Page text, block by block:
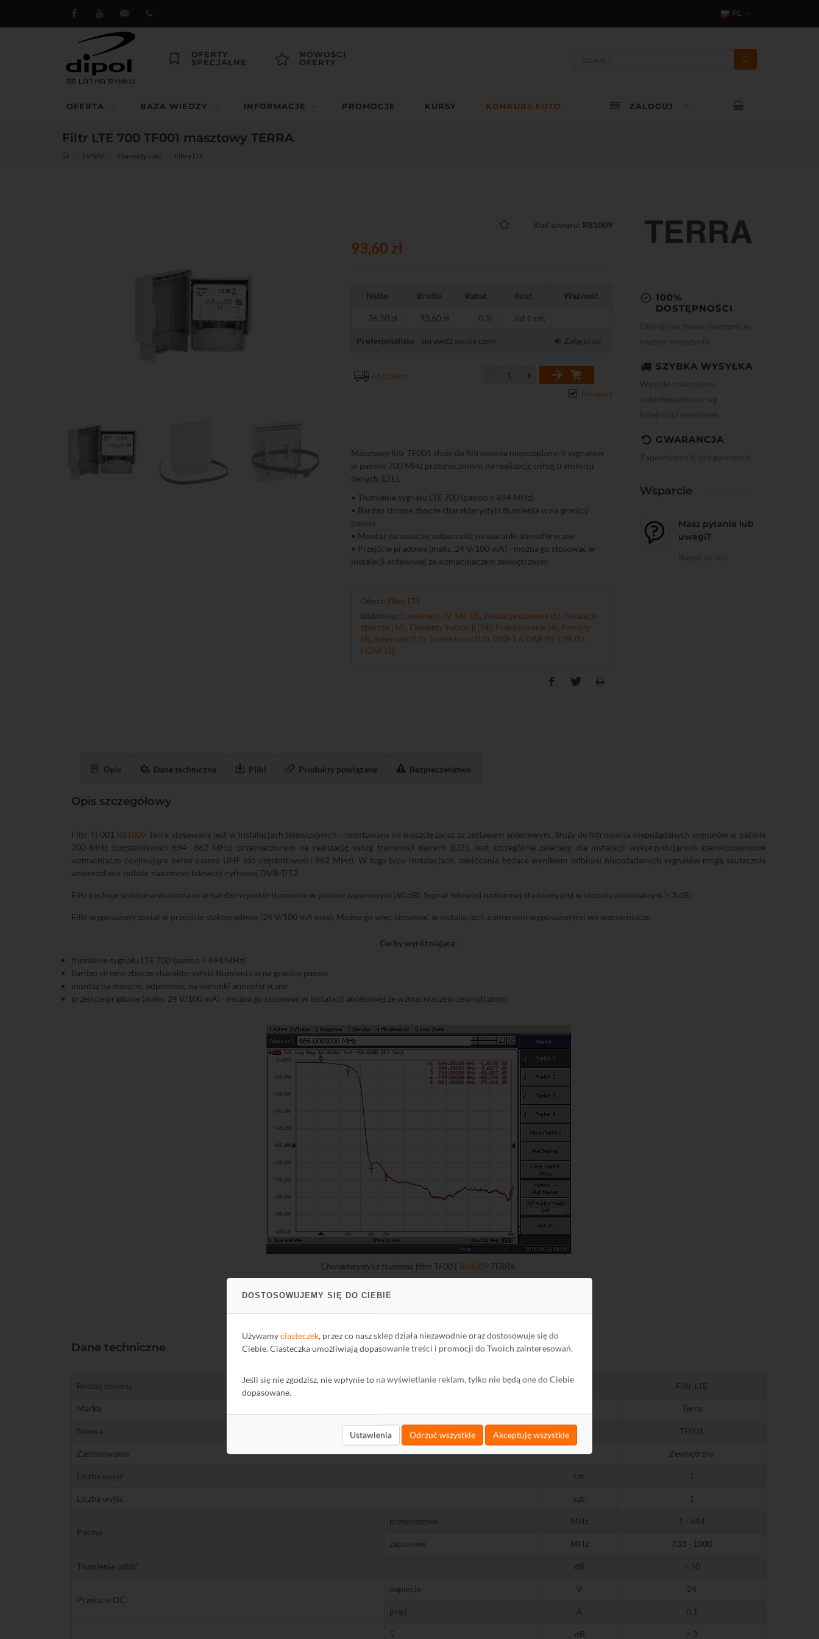
DOSTOSOWUJEMY SIĘ DO CIEBIE
Używamyciasteczek, przez co nasz sklep działa niezawodnie oraz dostosowuje się do
Ciebie. Ciasteczka umożliwiają dopasowanie treści i promocji do Twoich zainteresowań.
Jeśli się nie zgodzisz, nie wpłynie to na wyświetlanie reklam, tylko nie będą one do Ciebie
dopasowane.
Ustawienia Odrzuć wszystkie Akceptuję wszystkie
FacebookYoutube dipol@dipol.com.pl
PL
OFERTY
SPECJALNE
NOWOŚCI
OFERTY
OFERTA BAZA WIEDZY INFORMACJE PROMOCJE KURSY KONKURS FOTO ZALOGUJ
Filtr LTE 700 TF001 masztowy TERRA
TV-SAT Elementy sieci Filtry LTE
Kod towaru: R81009
93,60 zł
Netto Brutto Rabat Ilość Ważność
76,10 zł 93,60 zł 0 % od 1 szt.
Profesjonalisto - sprawdź swoją cenę Zaloguj się
od 11,00 zł
Dostępny
Masztowy filtr TF001 służy do filtrowania niepożądanych sygnałów
w paśmie 700 MHz przeznaczonym na realizację usług transmisji
danych (LTE).
• Tłumienie sygnału LTE 700 (pasmo > 694 MHz)
• Bardzo strome zbocze charakterystyki tłumienia w na granicy
pasma
• Montaż na maszcie, odporność na warunki atmosferyczne
• Przejście prądowe (maks. 24 V/100 mA) - można go stosować w
instalacji antenowej ze wzmacniaczem zewnętrznym
Oferta: Filtry LTE
Biblioteka: O antenach TV-SAT (3) Instalacje domowe (5) Instalacje
zbiorcze (16) Elementy instalacji (14) Projektowanie (4) Pomiary
(4) Schematy (13) ,Trochę teorii (12) DVB-T & DAB (9) CPR (1)
HDMI (3)
100%
DOSTĘPNOŚCI
SZYBKA WYSYŁKA
GWARANCJA
Wsparcie
Masz pytania lub
uwagi?
Opis Dane techniczne Pliki Produkty powiązane Bezpieczeństwo
Opis szczegółowy
Filtr TF001 R81009 Terra stosowany jest w instalacjach telewizyjnych - montowany na maszcie zaraz za zestawem antenowym. Służy do filtrowania niepożądanych sygnałów w paśmie
700 MHz (częstotliwości 694- 862 MHz) przeznaczonym na realizację usług transmisji danych (LTE). Jest szczególnie zalecany dla instalacji wykorzystujących szerokopasmowe
wzmacniacze obejmujące pełne pasmo UHF (do częstotliwości 862 MHz). W tego typu instalacjach, zakłócenia będące wynikiem odbioru niepożądanych sygnałów mogą skutecznie
uniemożliwić odbiór naziemnej telewizji cyfrowej DVB-T/T2.
Filtr cechuje solidne wykonania oraz bardzo wysokie tłumienie w paśmie zaporowym (60 dB). Sygnał telewizji naziemnej tłumiony jest w stopniu minimalnym (<3 dB).
Filtr wyposażony został w przejście stałoprądowe (24 V/100 mA max). Można go więc stosować w instalacjach z antenami wyposażonymi we wzmacniacze.
Cechy wyróżniające:
tłumienie sygnału LTE 700 (pasmo > 694 MHz)
bardzo strome zbocze charakterystyki tłumienia w na granicy pasma
montaż na maszcie, odporność na warunki atmosferyczne
przejście prądowe (maks. 24 V/100 mA) - można go stosować w instalacji antenowej ze wzmacniaczem zewnętrznym
Charakterystyka tłumienia filtra TF001 R81009TERRA.
Dane techniczne
Rodzaj towaru Filtr LTE
Marka Terra
Nazwa TF001
Zastosowanie Zewnętrzny
Liczba wejść szt. 1
Liczba wyjść szt. 1
Pasmo
przepustowe MHz 5 - 694
zaporowe MHz 733 - 1000
Tłumienie odbić dB > 10
Przejście DC
napięcie V 24
prąd A 0,1
5 dB < 3